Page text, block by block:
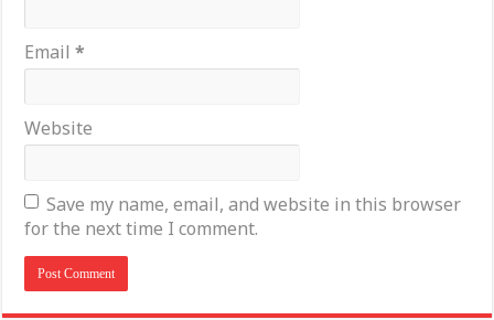
Email*
Website
Save my name, email, and website in this browser
for the next time I comment.